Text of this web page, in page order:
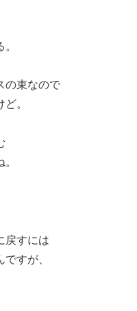
の束なので
。
戻すには
すが、